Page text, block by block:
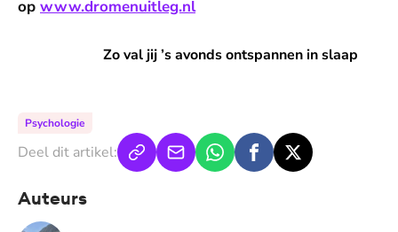
op www.dromenuitleg.nl
Zo val jij ’s avonds ontspannen in slaap
Zo val jij ’s avonds ontspannen in slaap
Psychologie
Deel dit artikel:
Auteurs